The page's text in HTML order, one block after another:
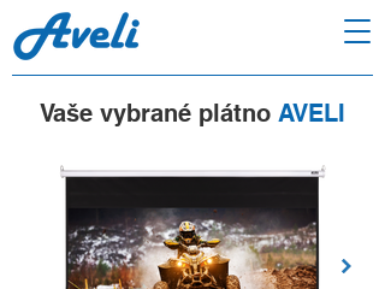
Vaše vybrané plátno AVELI